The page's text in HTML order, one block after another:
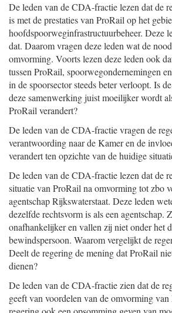
De leden van de CDA-fractie lezen dat de
is met de prestaties van ProRail op het
hoofdspoorweginfrastructuurbeheer. Deze
dat. Daarom vragen deze leden wat de
omvorming. Voorts lezen deze leden ook
tussen ProRail, spoorwegondernemingen
in de spoorsector steeds beter verloopt. Is
deze samenwerking juist moeilijker wordt
ProRail verandert?
De leden van de CDA-fractie vragen de
verantwoording naar de Kamer en de
verandert ten opzichte van de huidige
De leden van de CDA-fractie lezen dat de
situatie van ProRail na omvorming tot zbo
agentschap Rijkswaterstaat. Deze leden
dezelfde rechtsvorm is als een agentschap.
onafhankelijker en vallen zij niet onder het
bewindspersoon. Waarom vergelijkt de
Deelt de regering de mening dat ProRail
dienen?
De leden van de CDA-fractie zien dat de
geeft van voordelen van de omvorming